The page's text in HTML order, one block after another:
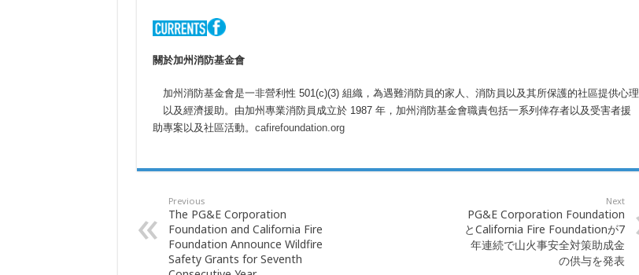
關於加州消防基金會
加州消防基金會是一非營利性 501(c)(3) 組織，為遇難消防員的家人、消防員以及其所保護的社區提供心理
以及經濟援助。由加州專業消防員成立於 1987 年，加州消防基金會職責包括一系列倖存者以及受害者援
助專案以及社區活動。 cafirefoundation.org
Previous
The PG&E Corporation
Foundation and California Fire
Foundation Announce Wildfire
Safety Grants for Seventh
Next
PG&E Corporation Foundation
とCalifornia Fire Foundationが7
年連続で山火事安全対策助成金
の供与を発表